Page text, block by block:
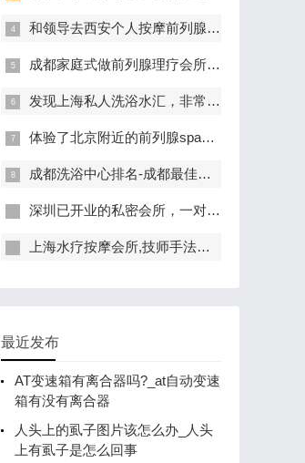
和领导去西安个人按摩前列腺私人养生馆，体验一次最舒心的感受
成都家庭式做前列腺理疗会所,按摩按得特别舒服，放松减压的好地方
发现上海私人洗浴水汇，非常值得推荐的一个休闲场所
体验了北京附近的前列腺spa养生馆，刚体验完就忍不住分享出来
成都洗浴中心排名-成都最佳洗浴中心TOP10排名
深圳已开业的私密会所，一对一服务，保证给你带来绝佳体验
上海水疗按摩会所,技师手法专业，休闲度假的好去处
最近发布
AT变速箱有离合器吗?_at自动变速
箱有没有离合器
人头上的虱子图片该怎么办_人头
上有虱子是怎么回事